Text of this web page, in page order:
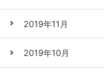
2019年11月
2019年10月